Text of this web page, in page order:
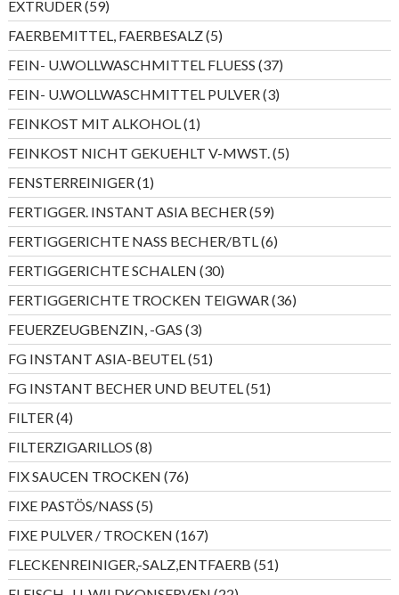
EXTRUDER 5959
Produkte
FAERBEMITTEL, FAERBESALZ 55
Produkte
FEIN- U.WOLLWASCHMITTEL FLUESS 3737
Produkte
FEIN- U.WOLLWASCHMITTEL PULVER 33
Produkte
FEINKOST MIT ALKOHOL 11
Produkt
FEINKOST NICHT GEKUEHLT V-MWST. 55
Produkte
FENSTERREINIGER 11
Produkt
FERTIGGER. INSTANT ASIA BECHER 5959
Produkte
FERTIGGERICHTE NASS BECHER/BTL 66
Produkte
FERTIGGERICHTE SCHALEN 3030
Produkte
FERTIGGERICHTE TROCKEN TEIGWAR 3636
Produkte
FEUERZEUGBENZIN, -GAS 33
Produkte
FG INSTANT ASIA-BEUTEL 5151
Produkte
FG INSTANT BECHER UND BEUTEL 5151
Produkte
FILTER 44
Produkte
FILTERZIGARILLOS 88
Produkte
FIX SAUCEN TROCKEN 7676
Produkte
FIXE PASTÖS/NASS 55
Produkte
FIXE PULVER / TROCKEN 167167
Produkte
FLECKENREINIGER,-SALZ,ENTFAERB 5151
Produkte